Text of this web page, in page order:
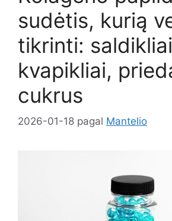
sudėtis, kurią
tikrinti:
kvapikliai,
cukrus
2026-01-18 pagal Mantelio